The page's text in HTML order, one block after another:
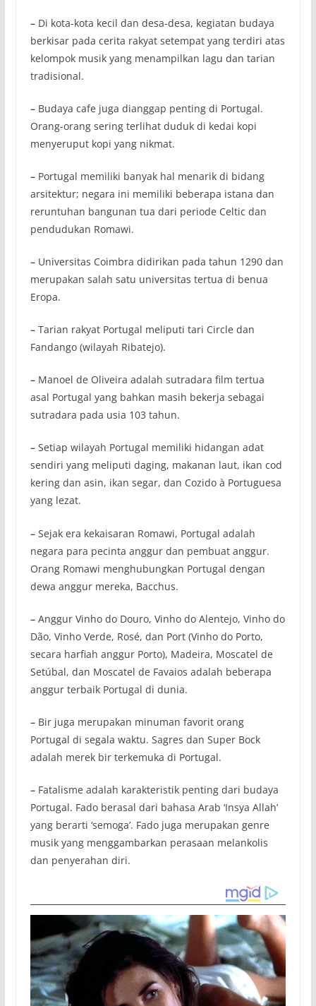
–Di kota-kota kecil dan desa-desa, kegiatan budaya
berkisar pada cerita rakyat setempat yang terdiri atas
kelompok musik yang menampilkan lagu dan tarian
tradisional.
–Budaya cafe juga dianggap penting di Portugal.
Orang-orang sering terlihat duduk di kedai kopi
menyeruput kopi yang nikmat.
–Portugal memiliki banyak hal menarik di bidang
arsitektur; negara ini memiliki beberapa istana dan
reruntuhan bangunan tua dari periode Celtic dan
pendudukan Romawi.
–Universitas Coimbra didirikan pada tahun 1290 dan
merupakan salah satu universitas tertua di benua
Eropa.
–Tarian rakyat Portugal meliputi tari Circle dan
Fandango (wilayah Ribatejo).
–Manoel de Oliveira adalah sutradara film tertua
asal Portugal yang bahkan masih bekerja sebagai
sutradara pada usia 103 tahun.
–Setiap wilayah Portugal memiliki hidangan adat
sendiri yang meliputi daging, makanan laut, ikan cod
kering dan asin, ikan segar, dan Cozido à Portuguesa
yang lezat.
–Sejak era kekaisaran Romawi, Portugal adalah
negara para pecinta anggur dan pembuat anggur.
Orang Romawi menghubungkan Portugal dengan
dewa anggur mereka, Bacchus.
–Anggur Vinho do Douro, Vinho do Alentejo, Vinho do
Dão, Vinho Verde, Rosé, dan Port (Vinho do Porto,
secara harfiah anggur Porto), Madeira, Moscatel de
Setúbal, dan Moscatel de Favaios adalah beberapa
anggur terbaik Portugal di dunia.
–Bir juga merupakan minuman favorit orang
Portugal di segala waktu. Sagres dan Super Bock
adalah merek bir terkemuka di Portugal.
–Fatalisme adalah karakteristik penting dari budaya
Portugal. Fado berasal dari bahasa Arab ‘Insya Allah’
yang berarti ‘semoga’. Fado juga merupakan genre
musik yang menggambarkan perasaan melankolis
dan penyerahan diri.